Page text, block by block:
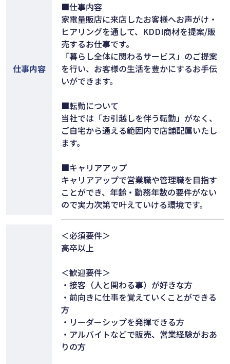
仕事内容
■仕事内容
家電量販店に来店したお客様へお声がけ・
ヒアリングを通して、KDDI商材を提案/販
売するお仕事です。
「暮らし全体に関わるサービス」のご提案
を行い、お客様の生活を豊かにするお手伝
いができます。
■転勤について
当社では「お引越しを伴う転勤」がなく、
ご自宅から通える範囲内で店舗配属いたし
ます。
■キャリアアップ
キャリアアップで営業職や管理職を目指す
ことができ、年齢・勤務年数の要件がない
ので実力次第で叶えていける環境です。
＜必須要件＞
高卒以上
＜歓迎要件＞
・接客（人と関わる事）が好きな方
・前向きに仕事を覚えていくことができる
方
・リーダーシップを発揮できる方
・アルバイトなどで販売、営業経験がおあ
りの方